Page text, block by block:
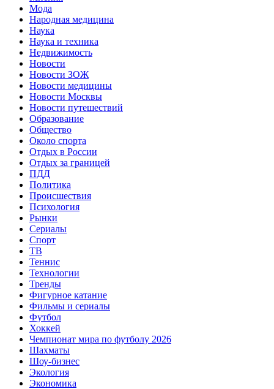
Мода
Народная медицина
Наука
Наука и техника
Недвижимость
Новости
Новости ЗОЖ
Новости медицины
Новости Москвы
Новости путешествий
Образование
Общество
Около спорта
Отдых в России
Отдых за границей
ПДД
Политика
Происшествия
Психология
Рынки
Сериалы
Спорт
ТВ
Теннис
Технологии
Тренды
Фигурное катание
Фильмы и сериалы
Футбол
Хоккей
Чемпионат мира по футболу 2026
Шахматы
Шоу-бизнес
Экология
Экономика